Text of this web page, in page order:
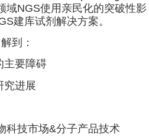
域NGS使用亲民化的突破性影
建库试剂解决方案。
到：
主要障碍
究进展
科技市场&分子产品技术